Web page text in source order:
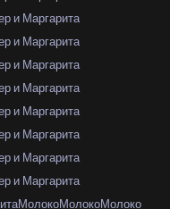
и Маргарита
и Маргарита
и Маргарита
и Маргарита
и Маргарита
и Маргарита
и Маргарита
и Маргарита
МолокоМолокоМолоко